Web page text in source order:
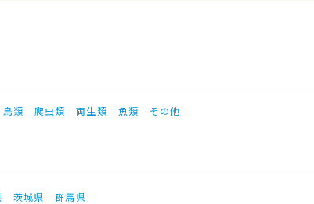
鳥類 爬虫類 両生類 魚類 その他
茨城県
群馬県